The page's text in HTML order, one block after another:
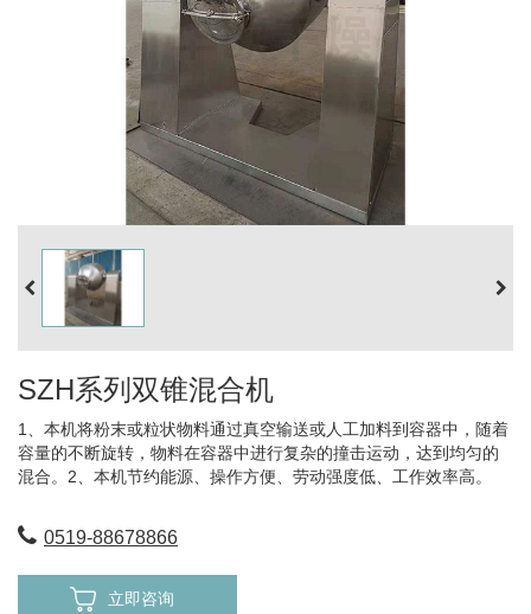
SZH系列双锥混合机
1、本机将粉末或粒状物料通过真空输送或人工加料到容器中，随着
容量的不断旋转，物料在容器中进行复杂的撞击运动，达到均匀的
混合。2、本机节约能源、操作方便、劳动强度低、工作效率高。
0519-88678866
立即咨询